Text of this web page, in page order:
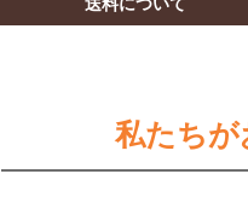
送料について
私たちが